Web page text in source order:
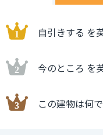
自引きする を
今のところ を
この建物は何